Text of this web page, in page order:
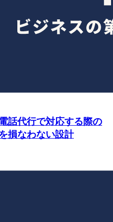
話代行で対応する際の
損なわない設計